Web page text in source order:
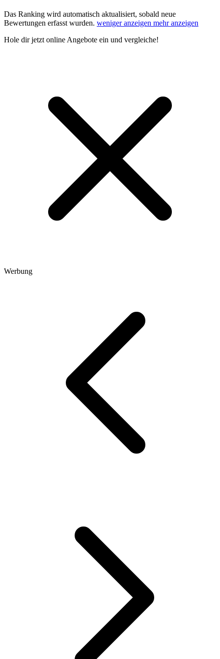
Das Ranking wird automatisch aktualisiert, sobald neue
Bewertungen erfasst wurden. weniger anzeigen mehr anzeigen
Hole dirjetzt online Angebote ein und vergleiche!
Werbung